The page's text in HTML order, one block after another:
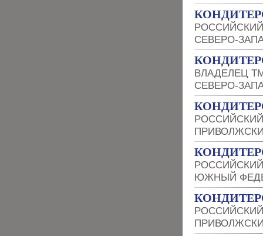
СЕВЕРО-
ВЛАДЕЛЕЦ
СЕВЕРО-
ЮЖНЫЙ